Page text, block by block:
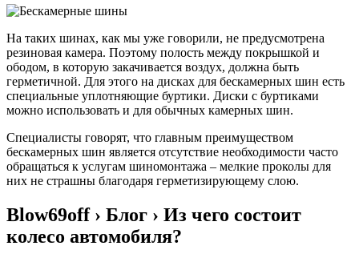
На таких шинах, как мы уже говорили, не предусмотрена
резиновая камера. Поэтому полость между покрышкой и
ободом, в которую закачивается воздух, должна быть
герметичной. Для этого на дисках для бескамерных шин есть
специальные уплотняющие буртики. Диски с буртиками
можно использовать и для обычных камерных шин.
Специалисты говорят, что главным преимуществом
бескамерных шин является отсутствие необходимости часто
обращаться к услугам шиномонтажа – мелкие проколы для
них не страшны благодаря герметизирующему слою.
Blow69off › Блог › Из чего состоит
колесо автомобиля?